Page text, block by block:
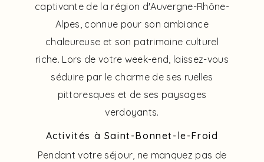
captivante de la région d'Auvergne-Rhône-
Alpes, connue pour son ambiance
chaleureuse et son patrimoine culturel
riche. Lors de votre week-end, laissez-vous
séduire par le charme de ses ruelles
pittoresques et de ses paysages
verdoyants.
Activités à Saint-Bonnet-le-Froid
Pendant votre séjour, ne manquez pas de